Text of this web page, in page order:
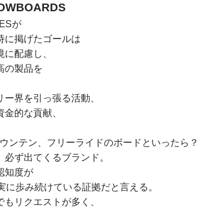
が
に掲げたゴールは
配慮し、
の製品を
界を引っ張る活動、
的な貢献、
ンテン、フリーライドのボードといったら？
必ず出てくるブランド。
知度が
に歩み続けている証拠だと言える。
リクエストが多く、